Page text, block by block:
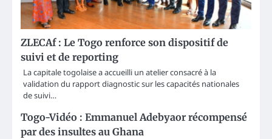
ZLECAf : Le Togo renforce son dispositif de
suivi et de reporting
La capitale togolaise a accueilli un atelier consacré à la
validation du rapport diagnostic sur les capacités nationales
de suivi…
Togo-Vidéo : Emmanuel Adebyaor récompensé
par des insultes au Ghana